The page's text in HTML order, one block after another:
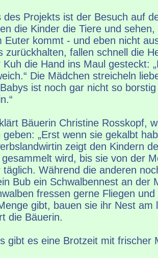
des Projekts ist der Besuch auf
die Kinder die Tiere und
Euter kommt - und eben nicht
zurückhalten, fallen schnell die
Kuh die Hand ins Maul gesteckt:
Die Mädchen streicheln
ist noch gar nicht so
Bäuerin Christine Rosskopf,
„Erst wenn sie gekalbt
zeigt den Kindern
wird, bis sie von der
Während die anderen
Bub ein Schwalbennest an der
fressen gerne Fliegen
gibt, bauen sie ihr Nest am
die Bäuerin.
gibt es eine Brotzeit mit frischer